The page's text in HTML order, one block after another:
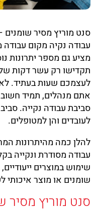
סנט מוריץ מסיר
עבודה נקיה מקום
מציע גם מספר יתרונות
תקדישו רק עשר דקות של
לעצמכם שעות בעתיד.
אתם מנהלים, תמיד חשוב
סביבת עבודה נקייה.
לעובדים והן למטופלים.
להלן כמה מהיתרונות
עבודה מסודרת ונקייה
שימוש במוצרים
שומנים או מוצר
סנט מוריץ מסיר